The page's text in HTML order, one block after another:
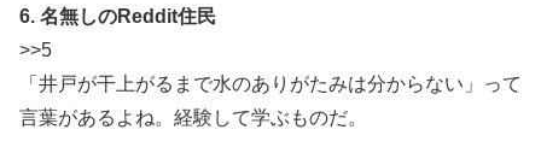
6. 名無しのReddit住民
>>5
「井戸が干上がるまで水のありがたみは分からない」って
言葉があるよね。経験して学ぶものだ。